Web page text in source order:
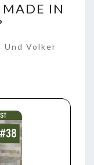
IN
Und Volker